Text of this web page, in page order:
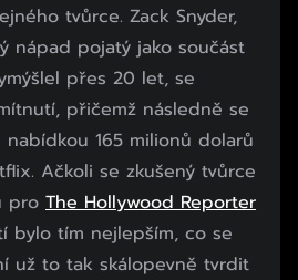
tvůrce. Zack Snyder,
nápad pojatý jako součást
přes 20 let, se
přičemž následně se
165 milionů dolarů
Ačkoli se zkušený tvůrce
pro The Hollywood Reporter
bylo tím nejlepším, co se
už to tak skálopevně tvrdit